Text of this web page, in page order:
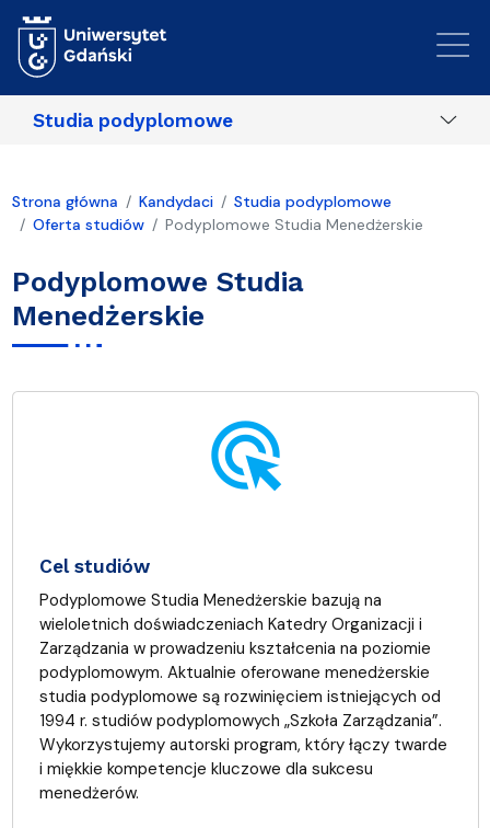
Studia podyplomowe
Strona główna Kandydaci
Studia podyplomowe
Oferta studiów
Podyplomowe Studia Menedżerskie
Podyplomowe Studia
Menedżerskie
ads_click
Cel studiów
Podyplomowe Studia Menedżerskie bazują na
wieloletnich doświadczeniach Katedry Organizacji i
Zarządzania w prowadzeniu kształcenia na poziomie
podyplomowym. Aktualnie oferowane menedżerskie
studia podyplomowe są rozwinięciem istniejących od
1994 r. studiów podyplomowych „Szkoła Zarządzania”.
Wykorzystujemy autorski program, który łączy twarde
i miękkie kompetencje kluczowe dla sukcesu
menedżerów.